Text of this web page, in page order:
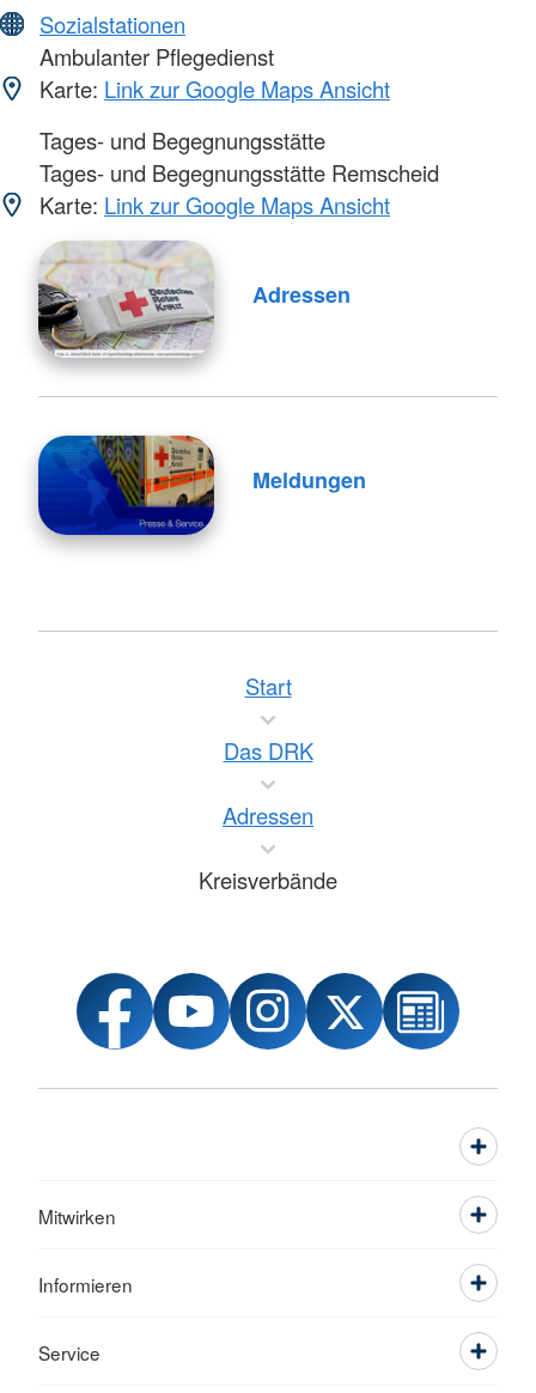
Sozialstationen
Ambulanter Pflegedienst
Karte: Link zur Google Maps Ansicht
Tages- und Begegnungsstätte
Tages- und Begegnungsstätte Remscheid
Karte: Link zur Google Maps Ansicht
Adressen
Meldungen
Start
Das DRK
Adressen
Kreisverbände
Mitwirken
Informieren
Service